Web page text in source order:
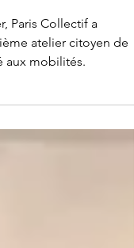
Déchet